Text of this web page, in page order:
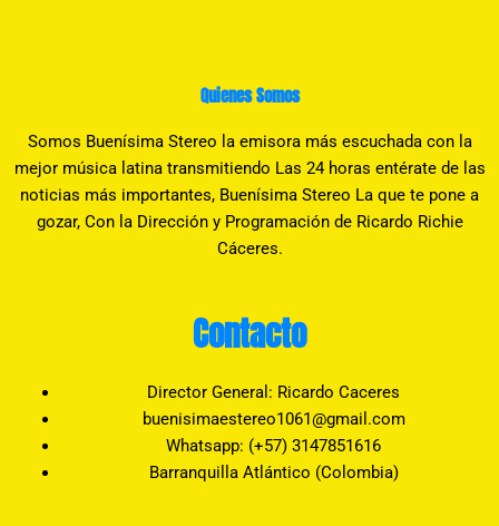
Quienes Somos
Somos Buenísima Stereo la emisora más escuchada con la
mejor música latina transmitiendo Las 24 horas entérate de las
noticias más importantes, Buenísima Stereo La que te pone a
gozar, Con la Dirección y Programación de Ricardo Richie
Cáceres.
Contacto
Director General: Ricardo Caceres
buenisimaestereo1061@gmail.com
Whatsapp: (+57) 3147851616
Barranquilla Atlántico (Colombia)